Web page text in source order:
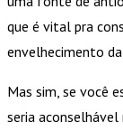
que é vital pra
envelhecimento
Mas sim, se você
seria aconselhável